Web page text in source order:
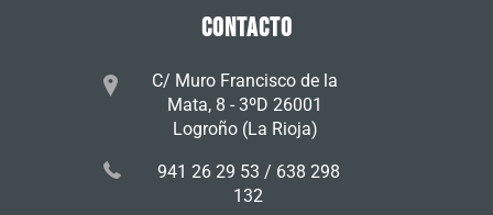
CONTACTO
C/ Muro Francisco de la
Mata, 8 - 3ºD 26001
Logroño (La Rioja)
941 26 29 53 / 638 298
132